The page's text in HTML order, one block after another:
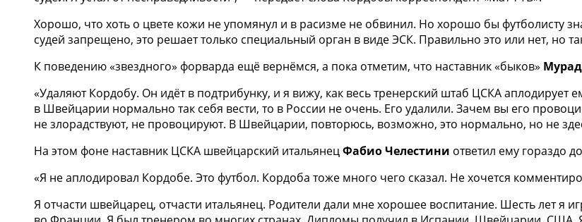
Хорошо, что хоть о цвете кожи не упомянул и в расизме не обвинил. Но хорошо бы футболисту
судей запрещено, это решает только специальный орган в виде ЭСК. Правильно это или нет, но
К поведению «звездного» форварда ещё вернёмся, а пока отметим, что наставник «быков»
«Удаляют Кордобу. Он идёт в подтрибунку, и я вижу, как весь тренерский штаб ЦСКА аплодирует
в Швейцарии нормально так себя вести, то в России не очень. Его удалили. Зачем вы его
не злорадствуют, не провоцируют. В Швейцарии, повторюсь, возможно, это нормально, но не
На этом фоне наставник ЦСКА швейцарский итальянецФабио Челестини ответил ему гораздо
«Я не аплодировал Кордобе. Это футбол. Кордоба тоже много чего сказал. Не хочется
Я отчасти швейцарец, отчасти итальянец. Родители дали мне хорошее воспитание. Шесть лет